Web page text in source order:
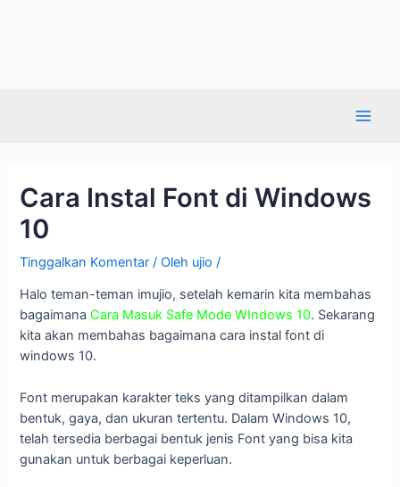
Cara Instal Font di Windows
10
Tinggalkan Komentar / Oleh ujio/
Halo teman-teman imujio, setelah kemarin kita membahas
bagaimanaCara Masuk Safe Mode WIndows 10. Sekarang
kita akan membahas bagaimana cara instal font di
windows 10.
Font merupakan karakter teks yang ditampilkan dalam
bentuk, gaya, dan ukuran tertentu. Dalam Windows 10,
telah tersedia berbagai bentuk jenis Font yang bisa kita
gunakan untuk berbagai keperluan.